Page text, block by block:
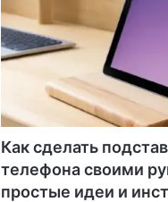
Как сделать
телефона своими
простые идеи и